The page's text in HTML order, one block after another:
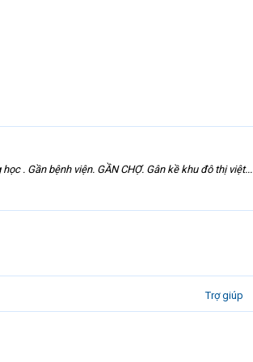
. Gần bệnh viện. GẦN CHỢ. Gân kề khu đô thị việt...
Trợ giúp